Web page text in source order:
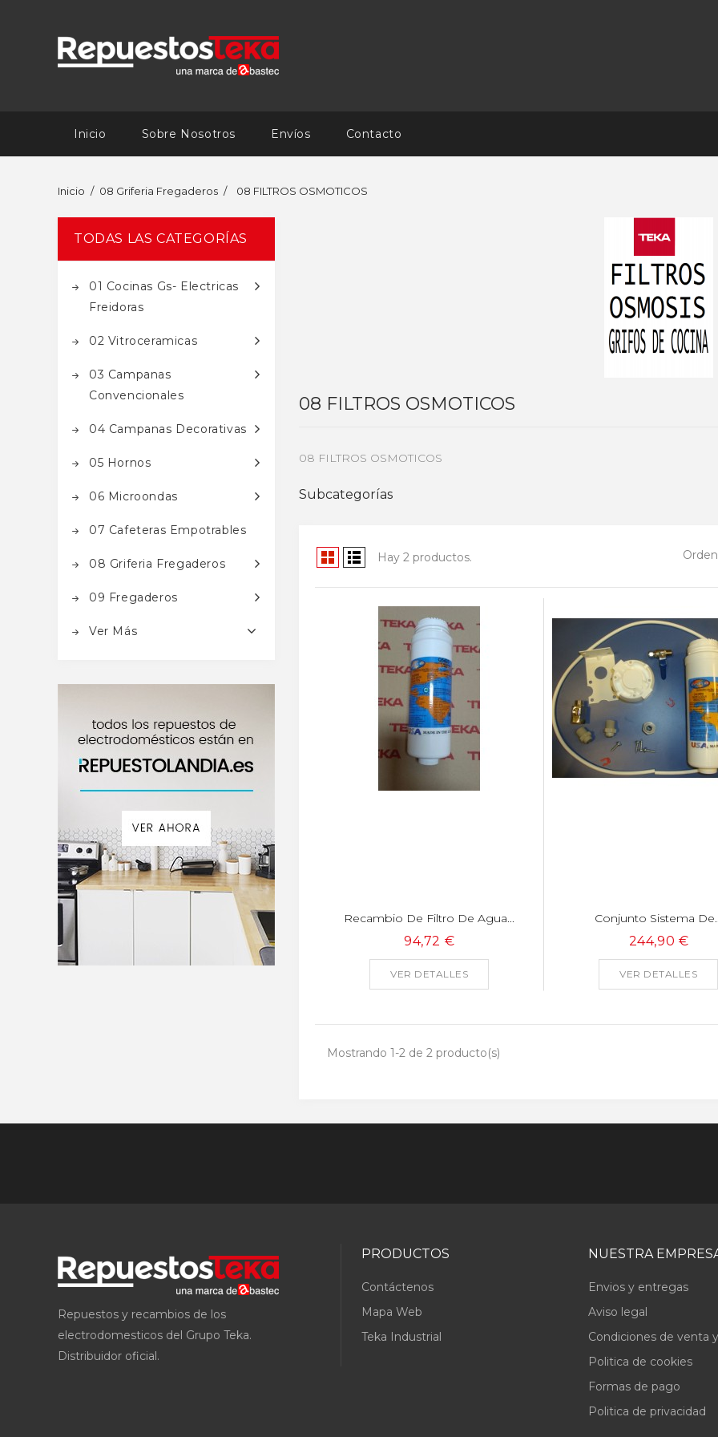
Inicio Sobre Nosotros Envíos Contacto
Inicio 08 Griferia Fregaderos 08 FILTROS OSMOTICOS
TODAS LAS CATEGORÍAS
01 Cocinas Gs- Electricas
Freidoras
02 Vitroceramicas
03 Campanas
Convencionales
04 Campanas Decorativas
05 Hornos
06 Microondas
07 Cafeteras Empotrables
08 Griferia Fregaderos
09 Fregaderos
Ver Más
08 FILTROS OSMOTICOS
08 FILTROS OSMOTICOS
Subcategorías
Hay 2 productos.
Recambio De Filtro De Agua...
94,72 €
VER DETALLES
Conjunto Sistema
244,90 €
VER DETALLES
Mostrando 1-2 de 2 producto(s)
Repuestos y recambios de los
electrodomesticos del Grupo Teka.
Distribuidor oficial.
PRODUCTOS
Contáctenos
Mapa Web
Teka Industrial
NUESTRA
Envios y entregas
Aviso legal
Condiciones de venta
Politica de cookies
Formas de pago
Politica de privacidad